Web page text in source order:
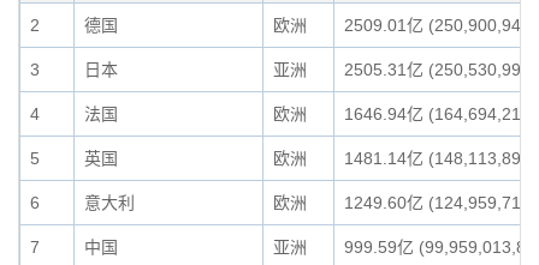
2 德国 欧洲 2509.01亿
3 日本 亚洲 2505.31亿
4 法国 欧洲 1646.94亿
5 英国 欧洲 1481.14亿
6 意大利 欧洲 1249.60亿
7 中国 亚洲 999.59亿